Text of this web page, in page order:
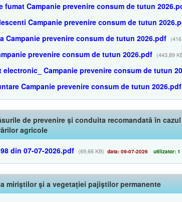
fumat Campanie prevenire consum de tutun
Campanie prevenire consum de tutun
Campanie prevenire consum de tutun 2026.pdf
prevenire consum de tutun 2026.pdf (443,89
electronic_ Campanie prevenire consum de tutun
Campanie prevenire consum de tutun 2026.pdf
de prevenire și conduita recomandată în
agricole
din 07-07-2026.pdf (69,66 KB) data: 09-07-2026 utilizator: 1
miriştilor şi a vegetaţiei pajiştilor permanente